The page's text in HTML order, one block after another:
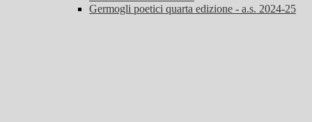
Germogli poetici quarta edizione - a.s. 2024-25